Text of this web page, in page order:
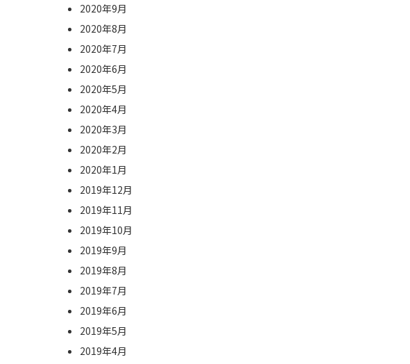
2020年9月
2020年8月
2020年7月
2020年6月
2020年5月
2020年4月
2020年3月
2020年2月
2020年1月
2019年12月
2019年11月
2019年10月
2019年9月
2019年8月
2019年7月
2019年6月
2019年5月
2019年4月